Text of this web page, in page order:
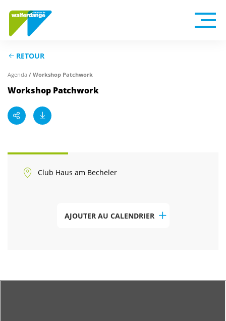
RETOUR
Agenda / Workshop Patchwork
Workshop Patchwork
Club Haus am Becheler
AJOUTER AU CALENDRIER